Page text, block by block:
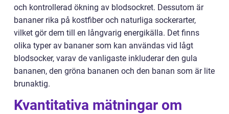
och kontrollerad ökning av blodsockret. Dessutom är
bananer rika på kostfiber och naturliga sockerarter,
vilket gör dem till en långvarig energikälla. Det finns
olika typer av bananer som kan användas vid lågt
blodsocker, varav de vanligaste inkluderar den gula
bananen, den gröna bananen och den banan som är lite
brunaktig.
Kvantitativa mätningar om